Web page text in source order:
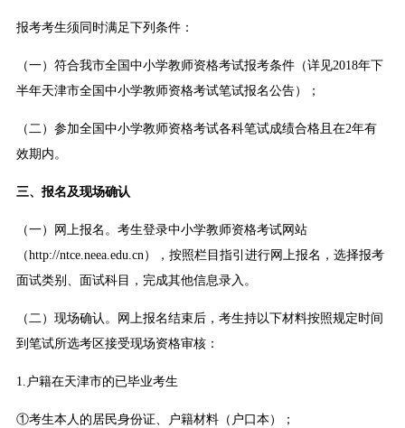
报考考生须同时满足下列条件：
（一）符合我市全国中小学教师资格考试报考条件（详见2018年下
半年天津市全国中小学教师资格考试笔试报名公告）；
（二）参加全国中小学教师资格考试各科笔试成绩合格且在2年有
效期内。
三、报名及现场确认
（一）网上报名。考生登录中小学教师资格考试网站
（http://ntce.neea.edu.cn），按照栏目指引进行网上报名，选择报考
面试类别、面试科目，完成其他信息录入。
（二）现场确认。网上报名结束后，考生持以下材料按照规定时间
到笔试所选考区接受现场资格审核：
1.户籍在天津市的已毕业考生
①考生本人的居民身份证、户籍材料（户口本）；